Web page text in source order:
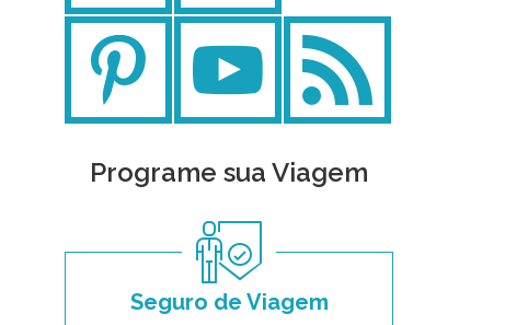
Programe sua Viagem
Seguro de Viagem